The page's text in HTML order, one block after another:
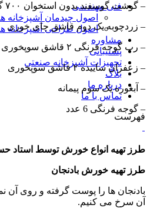
فنی مهندسی
اصول چیدمان آشپزخانه
اصول طراحی آشپزخانه
مشاوره
پشتیبانی
تجهیزات آشپزخانه صنعتی
بلاگ
درباره ما
تماس با ما
فهرست
– گوشت گوسفند بدون استخوان ۷۰۰ گرم- ران یا ماهیچه
– زردچوبه یک دوم قاشق چای خوری
– رب گوجه فرنگی ۲ قاشق سوپخوری
– زعفران ساییده ۲ قاشق سوپخوری
– آبغوره یک سوم پیمانه
– گوجه فرنگی 6 عدد
طرز تهیه انواع خورش توسط استاد
طرز تهیه خورش بادنجان
آن سرخ می کنیم.